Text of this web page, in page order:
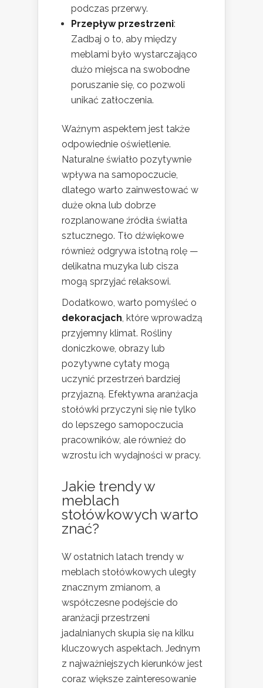
podczas przerwy.
Przepływ przestrzeni:
Zadbaj o to, aby między
meblami było wystarczająco
dużo miejsca na swobodne
poruszanie się, co pozwoli
unikać zatłoczenia.
Ważnym aspektem jest także
odpowiednie oświetlenie.
Naturalne światło pozytywnie
wpływa na samopoczucie,
dlatego warto zainwestować w
duże okna lub dobrze
rozplanowane źródła światła
sztucznego. Tło dźwiękowe
również odgrywa istotną rolę —
delikatna muzyka lub cisza
mogą sprzyjać relaksowi.
Dodatkowo, warto pomyśleć o
dekoracjach, które wprowadzą
przyjemny klimat. Rośliny
doniczkowe, obrazy lub
pozytywne cytaty mogą
uczynić przestrzeń bardziej
przyjazną. Efektywna aranżacja
stołówki przyczyni się nie tylko
do lepszego samopoczucia
pracowników, ale również do
wzrostu ich wydajności w pracy.
Jakie trendy w
meblach
stołówkowych warto
znać?
W ostatnich latach trendy w
meblach stołówkowych uległy
znacznym zmianom, a
współczesne podejście do
aranżacji przestrzeni
jadalnianych skupia się na kilku
kluczowych aspektach. Jednym
z najważniejszych kierunków jest
coraz większe zainteresowanie